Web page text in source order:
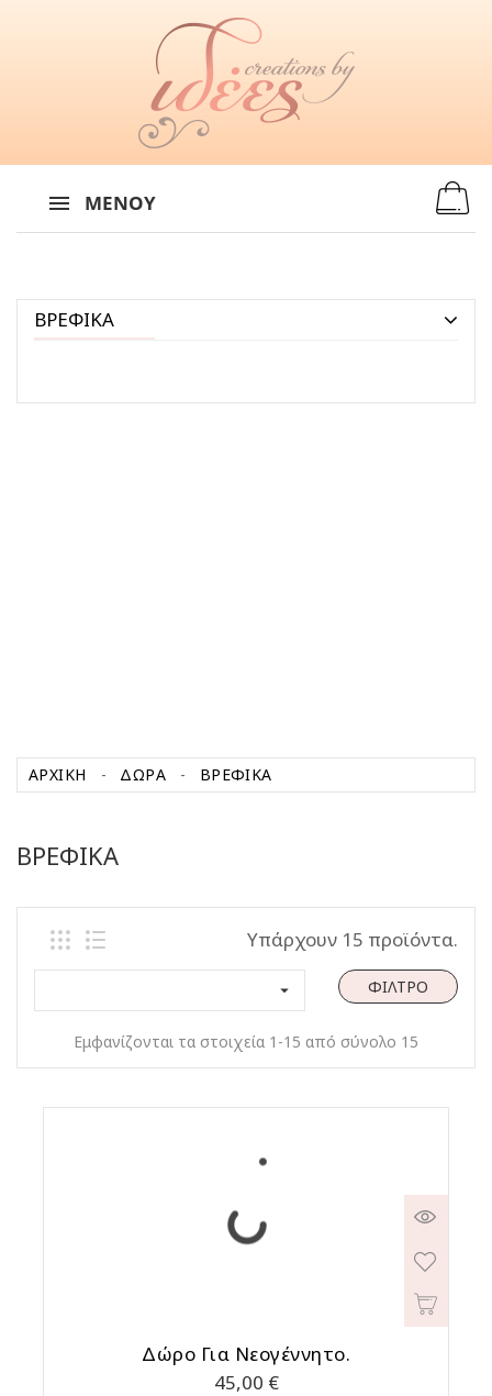
ΜΕΝΟΎ
ΒΡΕΦΙΚΑ
ΑΡΧΙΚΉ ΔΩΡΑ ΒΡΕΦΙΚΑ
ΒΡΕΦΙΚΑ
Υπάρχουν 15 προϊόντα.
 ΦΊΛΤΡΟ
Εμφανίζονται τα στοιχεία 1-15 από σύνολο 15
Δώρο Για Νεογέννητο.
Τιμή
45,00 €